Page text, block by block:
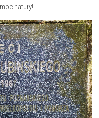
natury!